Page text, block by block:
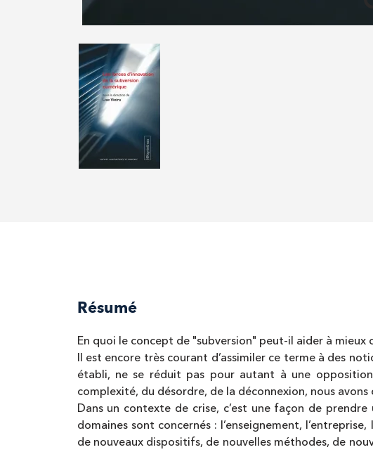
Résumé
En quoi le concept de "subversion" peut-il aider à
Il est encore très courant d’assimiler ce terme à des
établi, ne se réduit pas pour autant à une
complexité, du désordre, de la déconnexion, nous
Dans un contexte de crise, c’est une façon de
domaines sont concernés : l’enseignement,
de nouveaux dispositifs, de nouvelles méthodes, de